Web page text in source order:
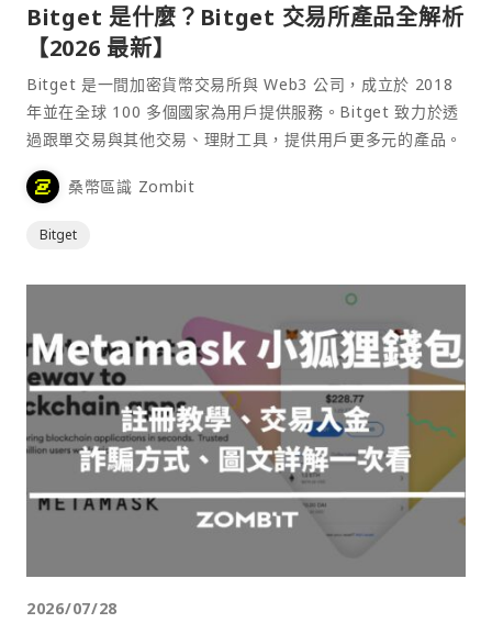
Bitget 是什麼？Bitget 交易所產品全解析
【2026 最新】
Bitget 是一間加密貨幣交易所與 Web3 公司，成立於 2018
年並在全球 100 多個國家為用戶提供服務。Bitget 致力於透
過跟單交易與其他交易、理財工具，提供用戶更多元的產品。
桑幣區識 Zombit
Bitget
2026/07/28